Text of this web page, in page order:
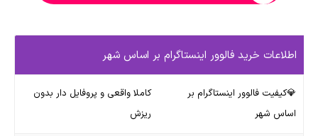
اطلاعات خرید فالوور اینستاگرام بر اساس شهر
💎کیفیت فالوور اینستاگرام بر
اساس شهر
کاملا واقعی و پروفایل دار بدون
ریزش